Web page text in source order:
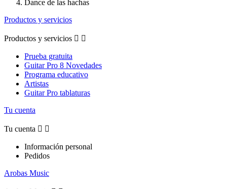
Dance de las hachas
Productos y servicios
Productos y servicios  
Prueba gratuita
Guitar Pro 8 Novedades
Programa educativo
Artistas
Guitar Pro tablaturas
Tu cuenta
Tu cuenta  
Información personal
Pedidos
Arobas Music